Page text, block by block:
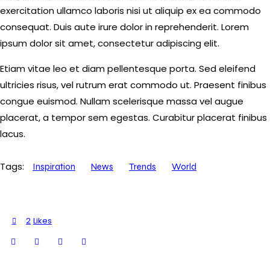
c
l
i
t
a
k
a
s
g
exercitation ullamco laboris nisi ut aliquip ex ea commodo
consequat. Duis aute irure dolor in reprehenderit. Lorem
ipsum dolor sit amet, consectetur adipiscing elit.
Etiam vitae leo et diam pellentesque porta. Sed eleifend
ultricies risus, vel rutrum erat commodo ut. Praesent finibus
congue euismod. Nullam scelerisque massa vel augue
placerat, a tempor sem egestas. Curabitur placerat finibus
lacus.
Tags: Inspiration News Trends World
2 Likes